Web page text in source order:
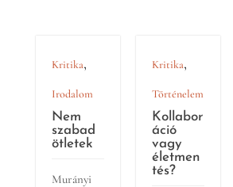
Kritika,
Irodalom
Nem
szabad
ötletek
Murányi
Kritika,
Történelem
Kollabor
áció
vagy
életmen
tés?